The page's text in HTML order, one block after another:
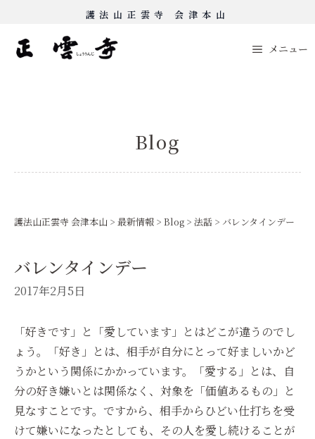
content
護法山正雲寺 会津本山
メニュー
Blog
護法山正雲寺 会津本山 > 最新情報 > Blog > 法話 > バレンタインデー
バレンタインデー
2017年2月5日
「好きです」と「愛しています」とはどこが違うのでし
ょう。「好き」とは、相手が自分にとって好ましいかど
うかという関係にかかっています。「愛する」とは、自
分の好き嫌いとは関係なく、対象を「価値あるもの」と
見なすことです。ですから、相手からひどい仕打ちを受
けて嫌いになったとしても、その人を愛し続けることが